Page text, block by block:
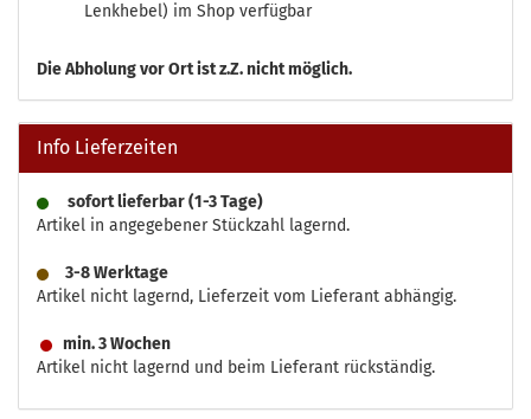
Lenkhebel) im Shop verfügbar
DieAbholung vor Ort ist z.Z. nicht möglich.
Info Lieferzeiten
sofort lieferbar (1-3 Tage)
Artikel in angegebener Stückzahl lagernd.
3-8 Werktage
Artikel nicht lagernd, Lieferzeit vom Lieferant abhängig.
min. 3 Wochen
Artikel nicht lagernd und beim Lieferant rückständig.